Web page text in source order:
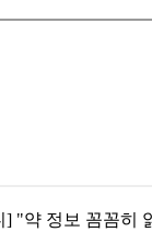
"약 정보 꼼꼼히